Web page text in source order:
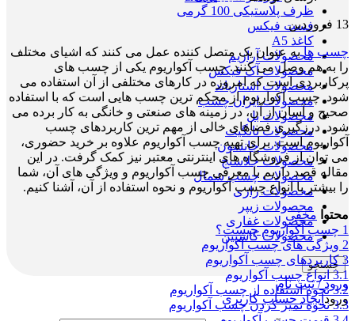
ظرف پلاستیکی 100 گرمی
فست فیکس
کاغذ A5
محصولات آرازیم
محصولات آک فیکس
محصولات استارباند
محصولات ایران چسب
محصولات بل
محصولات تانگیت
محصولات جانسون
محصولات جلاسنج
محصولات چسب شمال
محصولات رازی
محصولات زیپر
محصولات غفاری
محصولات کاسپین
جستجو
ورود / ثبت نام
ورودایجاد حساب کاربری
13 فروردین
چسب هابه عنوان یک متصل کننده عمل می کنند که اشیای مختلف
را به هم وصل می کنند. چسب آکواریوم یکی از چسب های
پرکاربردی است که امروزه در کارهای مختلفی از آن استفاده می
شود. چسب آکواریوم از محکم ترین چسب هایی است که با استفاده
صحیح و آسان از آن، در زمینه های صنعتی و خانگی به کار برده می
شود. درزگیری فضاهای خالی از مهم ترین کاربردهای چسب
آکواریوم است. برای تهیه چسب آکواریوم علاوه بر خرید حضوری،
می توان از فروشگاه های اینترنتی معتبر نیز کمک گرفت. در این
مقاله قصد داریم با معرفی چسب آکواریوم و ویژگی های آن، شما
را بیشتر با انواع چسب آکواریوم و نحوه استفاده از آن، آشنا کنیم.
محتوا مخفی
1 چسب آکواریوم چیست؟
2 ویژگی های چسب آکواریوم
3 کاربردهای چسب آکواریوم
3.1 انواع چسب آکواریوم
3.2 نحوه استفاده از چسب آکواریوم
3.3 نحوه تمیز کردن چسب آکواریوم